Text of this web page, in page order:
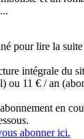
pour lire la
intégrale du
ou 11 € / an
en
abonner ici.